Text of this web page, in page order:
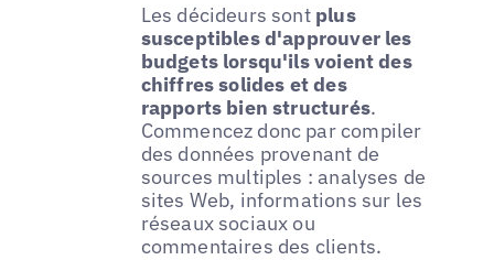
Les décideurs sont plus
susceptibles d'approuver les
budgets lorsqu'ils voient des
chiffres solides et des
rapports bien structurés.
Commencez donc par compiler
des données provenant de
sources multiples : analyses de
sites Web, informations sur les
réseaux sociaux ou
commentaires des clients.